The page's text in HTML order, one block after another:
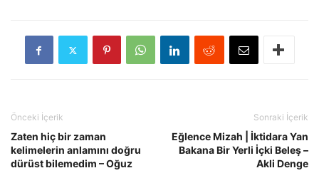
Önceki İçerik
Zaten hiç bir zaman
kelimelerin anlamını doğru
dürüst bilemedim – Oğuz
Sonraki İçerik
Eğlence Mizah | İktidara Yan
Bakana Bir Yerli İçki Beleş –
Akli Denge